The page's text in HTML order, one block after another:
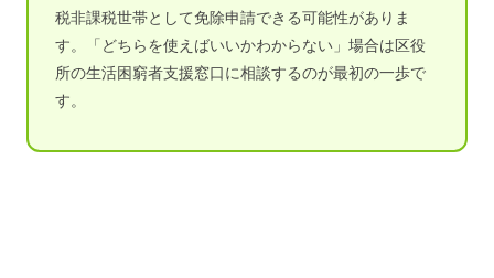
税非課税世帯として免除申請できる可能性がありま
す。「どちらを使えばいいかわからない」場合は区役
所の生活困窮者支援窓口に相談するのが最初の一歩で
す。